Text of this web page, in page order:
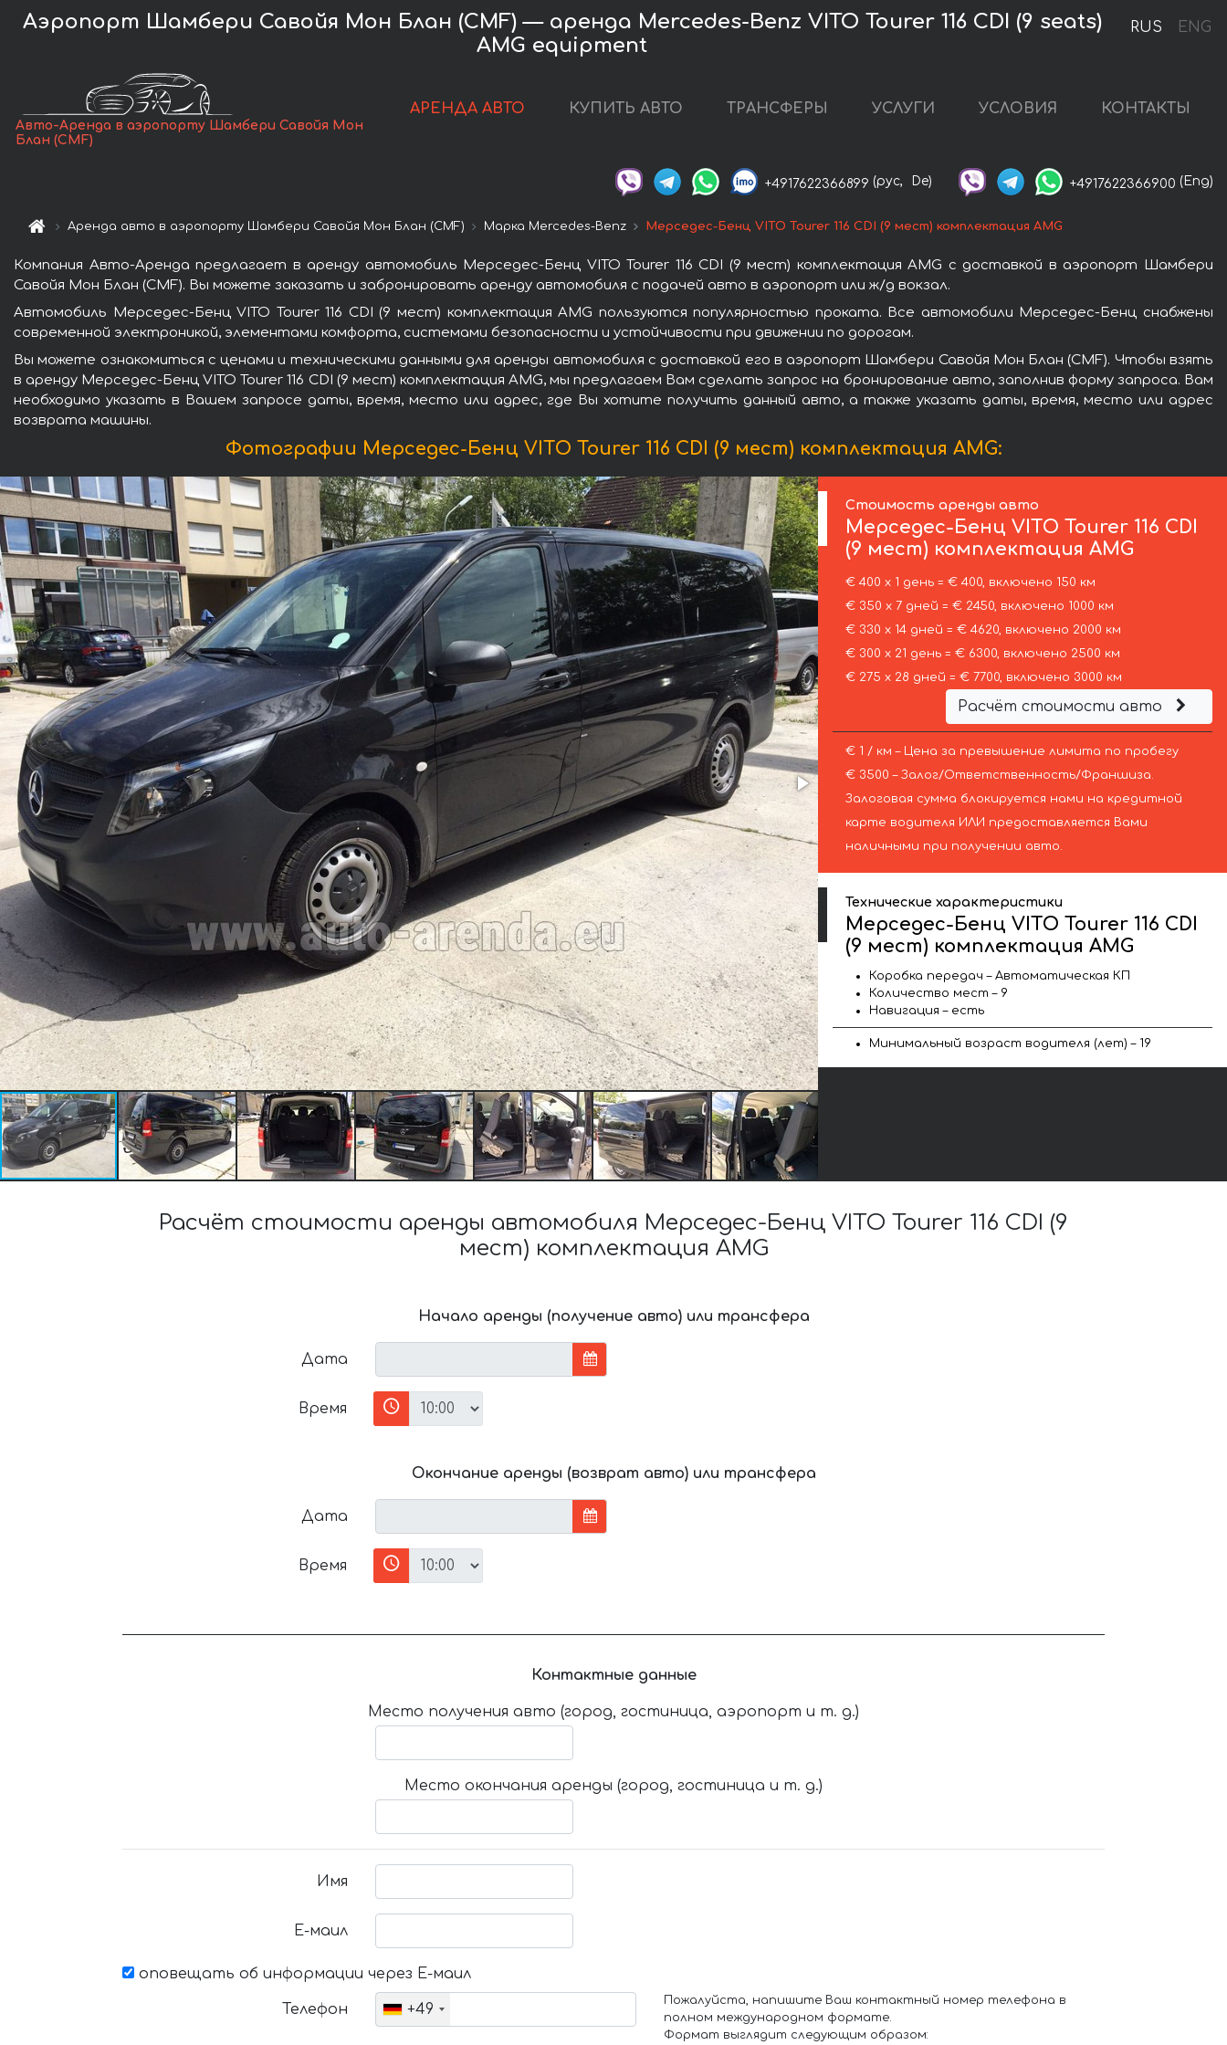
RUS ENG
Аэропорт Шамбери Савойя Мон Блан (CMF) — аренда Mercedes-Benz VITO Tourer 116 CDI (9 seats)
AMG equipment
Авто-Аренда в аэропорту Шамбери Савойя Мон
Блан (CMF)
АРЕНДА АВТО КУПИТЬ АВТО ТРАНСФЕРЫ УСЛУГИ УСЛОВИЯ КОНТАКТЫ
+4917622366899 (рус, De) +4917622366900 (Eng)
Аренда авто в аэропорту Шамбери Савойя Мон Блан (CMF) Марка Mercedes-Benz Мерседес-Бенц VITO Tourer 116 CDI (9 мест) комплектация AMG
Компания Авто-Аренда предлагает в аренду автомобиль Мерседес-Бенц VITO Tourer 116 CDI (9 мест) комплектация AMG с доставкой в аэропорт Шамбери
Савойя Мон Блан (CMF). Вы можете заказать и забронировать аренду автомобиля с подачей авто в аэропорт или ж/д вокзал.
Автомобиль Мерседес-Бенц VITO Tourer 116 CDI (9 мест) комплектация AMG пользуются популярностью проката. Все автомобили Мерседес-Бенц снабжены
современной электроникой, элементами комфорта, системами безопасности и устойчивости при движении по дорогам.
Вы можете ознакомиться с ценами и техническими данными для аренды автомобиля с доставкой его в аэропорт Шамбери Савойя Мон Блан (CMF). Чтобы взять
в аренду Мерседес-Бенц VITO Tourer 116 CDI (9 мест) комплектация AMG, мы предлагаем Вам сделать запрос на бронирование авто, заполнив форму запроса. Вам
необходимо указать в Вашем запросе даты, время, место или адрес, где Вы хотите получить данный авто, а также указать даты, время, место или адрес
возврата машины.
Фотографии Мерседес-Бенц VITO Tourer 116 CDI (9 мест) комплектация AMG:
Стоимость аренды авто
Мерседес-БенцVITO Tourer 116 CDI
(9 мест) комплектация AMG
€ 400 х 1 день = € 400, включено 150 км
€ 350 х 7 дней = € 2450, включено 1000 км
€ 330 х 14 дней = € 4620, включено 2000 км
€ 300 х 21 день = € 6300, включено 2500 км
€ 275 х 28 дней = € 7700, включено 3000 км
Расчёт стоимости авто
€ 1 / км – Цена за превышение лимита по пробегу
€ 3500 – Залог/Ответственность/Франшиза.
Залоговая сумма блокируется нами на кредитной
карте водителя ИЛИ предоставляется Вами
наличными при получении авто.
Технические характеристики
Мерседес-Бенц VITO Tourer 116 CDI
(9 мест) комплектация AMG
Коробка передач – Автоматическая КП
Количество мест – 9
Навигация – есть
Минимальный возраст водителя (лет) – 19
Расчёт стоимости аренды автомобиля Мерседес-Бенц VITO Tourer 116 CDI (9
мест) комплектация AMG
Начало аренды (получение авто) или трансфера
Дата
Время
Окончание аренды (возврат авто) или трансфера
Дата
Время
Контактные данные
Место получения авто (город, гостиница, аэропорт и т. д.)
Место окончания аренды (город, гостиница и т. д.)
Имя
Е-маил
оповещать об информации через Е-маил
Телефон +49
Пожалуйста, напишите Ваш контактный номер телефона в
полном международном формате.
Формат выглядит следующим образом: